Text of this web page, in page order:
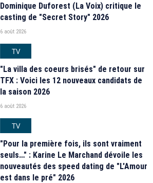
Dominique Duforest (La Voix) critique le
casting de "Secret Story" 2026
6 août 2026
TV
"La villa des coeurs brisés" de retour sur
TFX : Voici les 12 nouveaux candidats de
la saison 2026
6 août 2026
TV
"Pour la première fois, ils sont vraiment
seuls…" : Karine Le Marchand dévoile les
nouveautés des speed dating de "L'Amour
est dans le pré" 2026